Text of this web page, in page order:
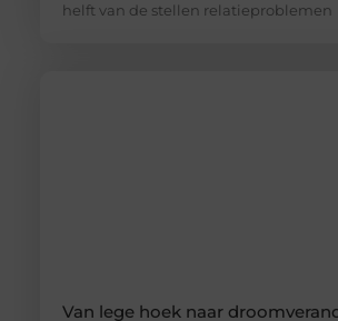
helft van de stellen relatieproblemen
Van lege hoek naar